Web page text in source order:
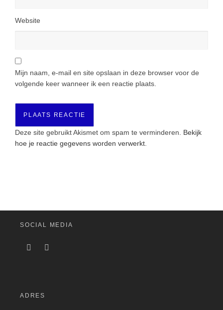
Website
Mijn naam, e-mail en site opslaan in deze browser voor de
volgende keer wanneer ik een reactie plaats.
Deze site gebruikt Akismet om spam te verminderen. Bekijk
hoe je reactie gegevens worden verwerkt
SOCIAL MEDIA
ADRES